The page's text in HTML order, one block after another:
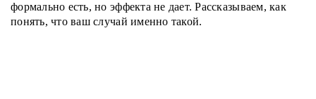
формально есть, но эффекта не дает. Рассказываем, как
понять, что ваш случай именно такой.